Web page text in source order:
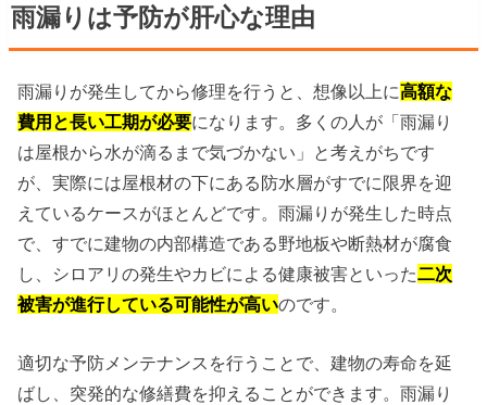
雨漏りは予防が肝心な理由
雨漏りが発生してから修理を行うと、想像以上に高額な
費用と長い工期が必要になります。多くの人が「雨漏り
は屋根から水が滴るまで気づかない」と考えがちです
が、実際には屋根材の下にある防水層がすでに限界を迎
えているケースがほとんどです。雨漏りが発生した時点
で、すでに建物の内部構造である野地板や断熱材が腐食
し、シロアリの発生やカビによる健康被害といった二次
被害が進行している可能性が高いのです。
適切な予防メンテナンスを行うことで、建物の寿命を延
ばし、突発的な修繕費を抑えることができます。雨漏り